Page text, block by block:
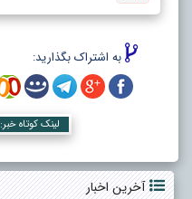
به اشتراک بگذارید:
لینک کوتاه خبر:
آخرین اخبار